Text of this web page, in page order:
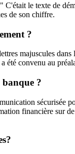
le texte de
de son chiffre.
?
majuscules
été convenu au
?
sécurisée
financière sur